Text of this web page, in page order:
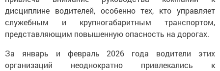
дисциплине водителей, особенно тех, кто управляет
служебным и крупногабаритным транспортом,
представляющим повышенную опасность на дорогах.
За январь и февраль 2026 года водители этих
организаций неоднократно привлекались к